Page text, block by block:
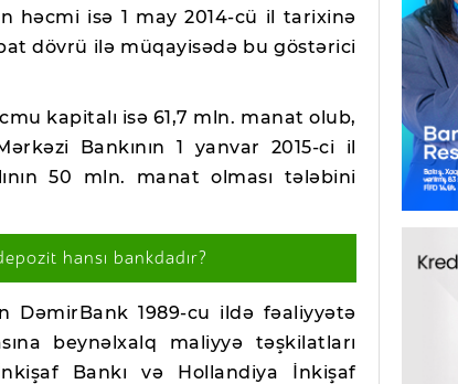
həcmi isə 1 may 2014-cü il tarixinə
dövrü ilə müqayisədə bu göstərici
kapitalı isə 61,7 mln. manat olub,
Bankının 1 yanvar 2015-ci il
50 mln. manat olması tələbini
hansı bankdadır?
DəmirBank 1989-cu ildə fəaliyyətə
beynəlxalq maliyyə təşkilatları
Bankı və Hollandiya İnkişaf